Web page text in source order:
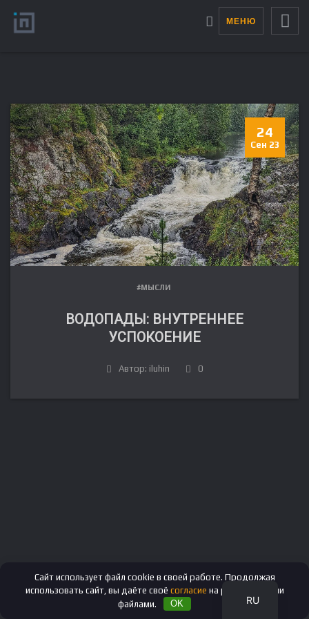
МЕНЮ
24
Сен 23
#МЫСЛИ
ВОДОПАДЫ: ВНУТРЕННЕЕ
УСПОКОЕНИЕ
Автор: iluhin 0
RU
EN
Сайт использует файл cookie в своей работе. Продолжая
использовать сайт, вы даёте своё согласие на работу с этими
файлами.
OK